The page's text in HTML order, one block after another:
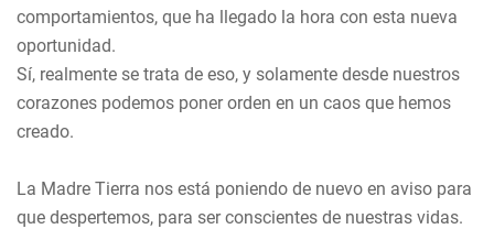
comportamientos, que ha llegado la hora con esta nueva
oportunidad.
Sí, realmente se trata de eso, y solamente desde nuestros
corazones podemos poner orden en un caos que hemos
creado.
La Madre Tierra nos está poniendo de nuevo en aviso para
que despertemos, para ser conscientes de nuestras vidas.